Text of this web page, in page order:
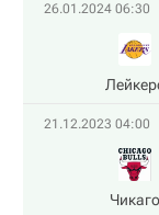
26.01.2024 06:30
21.12.2023 04:00
Чикаго